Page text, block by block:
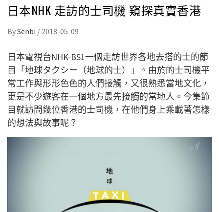
日本NHK 走訪的士司機 窺探真實香港
BySenbi / 2018-05-09
日本電視台NHK-BS1一個走訪世界各地去搭的士的節
目「地球タクシー（地球的士）」。由於的士司機平
常工作與形形色色的人們接觸，又很熟悉當地文化，
更是不少遊客在一個地方最先接觸的當地人。今集節
目就訪問幾位香港的士司機，在他們身上乘載著怎樣
的想法與故事呢？